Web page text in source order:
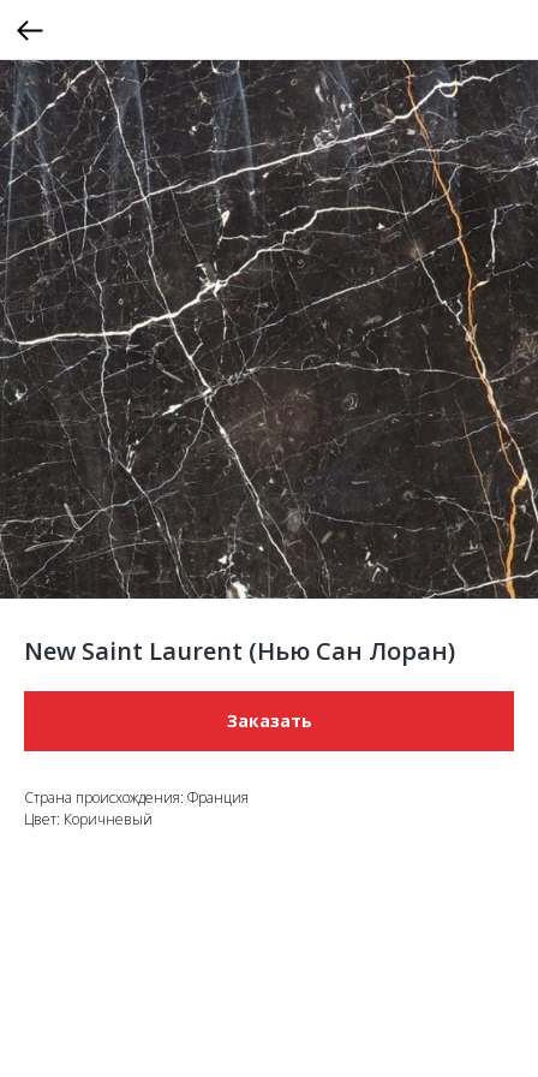
New Saint Laurent (Нью Сан Лоран)
Заказать
Страна происхождения: Франция
Цвет: Коричневый